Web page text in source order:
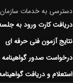
دسترسی به خدمات
دریافت کارت ورود به
نتایج آزمون فنی حرفه ای
درخواست صدور گواهینامه
استعلام و دریافت